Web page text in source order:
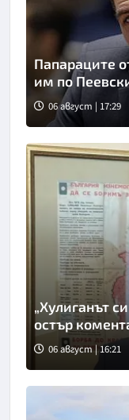
Папараците
им по
06 август | 17:29
„Хулиганът
остър
06 август | 16:21